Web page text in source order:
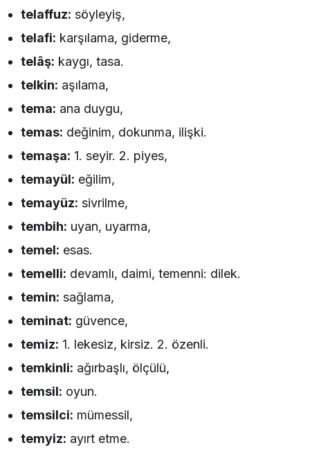
telaffuz: söyleyiş,
telafi: karşılama, giderme,
telâş: kaygı, tasa.
telkin: aşılama,
tema: ana duygu,
temas: değinim, dokunma, ilişki.
temaşa: 1. seyir. 2. piyes,
temayül: eğilim,
temayüz: sivrilme,
tembih: uyan, uyarma,
temel: esas.
temelli: devamlı, daimi, temenni: dilek.
temin: sağlama,
teminat: güvence,
temiz: 1. lekesiz, kirsiz. 2. özenli.
temkinli: ağırbaşlı, ölçülü,
temsil: oyun.
temsilci: mümessil,
temyiz: ayırt etme.